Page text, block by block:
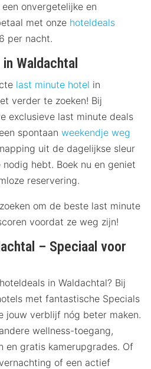
onvergetelijke en
met onze hoteldeals
per nacht.
Waldachtal
last minute hotel in
verder te zoeken! Bij
exclusieve last minute deals
spontaan weekendje weg
uit de dagelijkse sleur
hebt. Boek nu en geniet
reservering.
om de beste last minute
voordat ze weg zijn!
– Speciaal voor
in Waldachtal? Bij
met fantastische Specials
jouw verblijf nóg beter maken.
wellness-toegang,
en gratis kamerupgrades. Of
of een actief